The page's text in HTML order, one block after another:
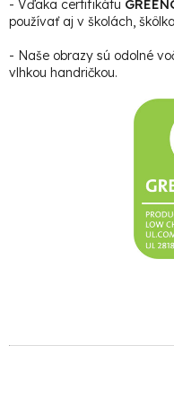
- Vďaka certifikátu
používať aj v školách,
- Naše obrazy sú odolné
vlhkou handričkou.